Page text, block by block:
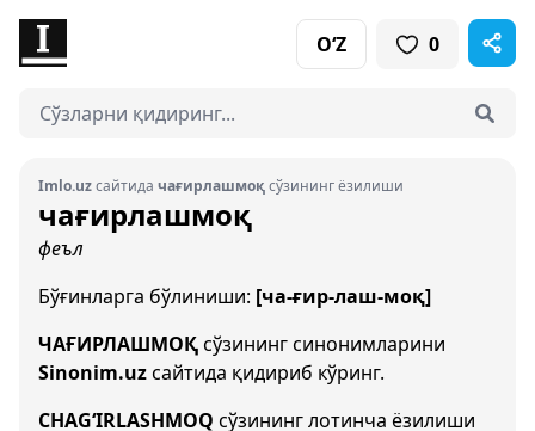
O‘Z 0
Imlo.uzсайтида чағирлашмоқсўзининг ёзилиши
чағирлашмоқ
феъл
Бўғинларга бўлиниши: [ча-ғир-лаш-моқ]
ЧАҒИРЛАШМОҚсўзининг синонимларини
Sinonim.uzсайтида қидириб кўринг.
CHAG‘IRLASHMOQ сўзининг лотинча ёзилиши